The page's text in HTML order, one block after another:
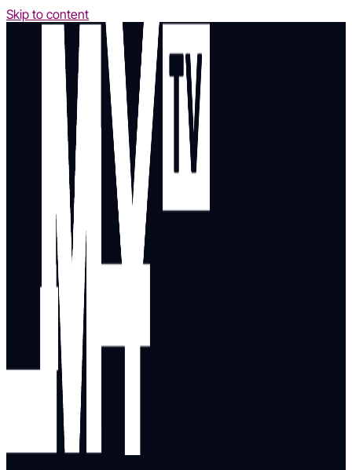
Skip to content